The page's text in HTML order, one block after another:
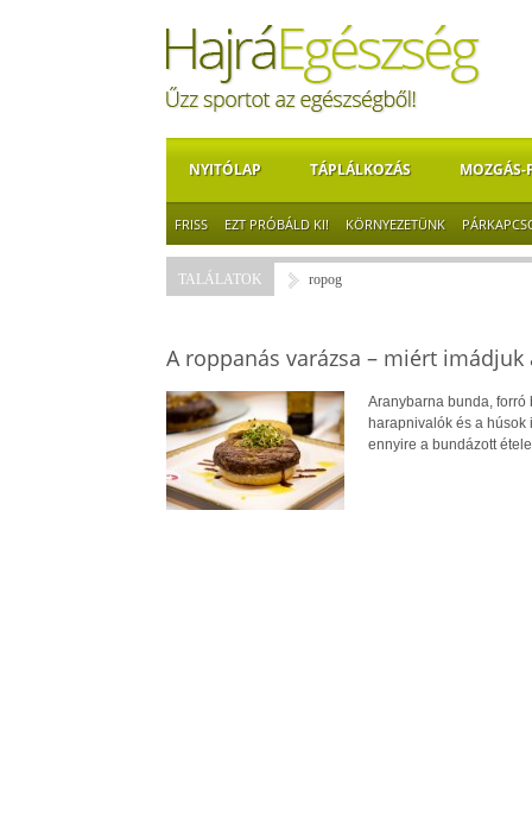
NYITÓLAP TÁPLÁLKOZÁS MOZGÁS-
FRISS EZT PRÓBÁLD KI! KÖRNYEZETÜNK
TALÁLATOK ropog
A roppanás varázsa – miért imádjuk
Aranybarna bunda, forró
harapnivalók és a
ennyire a bundázott